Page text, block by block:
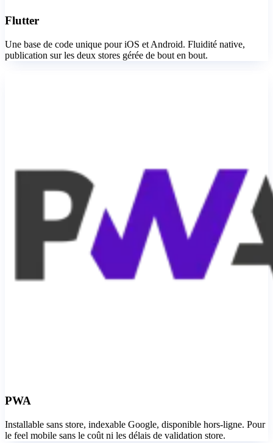
Flutter
Une base de code unique pour iOS et Android. Fluidité native,
publication sur les deux stores gérée de bout en bout.
PWA
Installable sans store, indexable Google, disponible hors-ligne. Pour
le feel mobile sans le coût ni les délais de validation store.